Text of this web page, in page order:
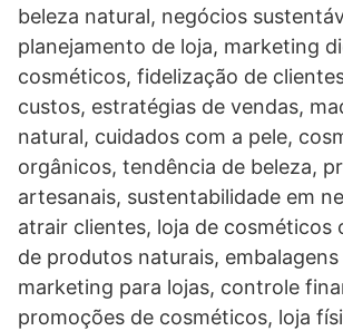
beleza natural, negócios
planejamento de loja, marketing
cosméticos, fidelização de
custos, estratégias de vendas,
natural, cuidados com a pele,
orgânicos, tendência de beleza,
artesanais, sustentabilidade em
atrair clientes, loja de cosméticos
de produtos naturais,
marketing para lojas, controle
promoções de cosméticos, loja